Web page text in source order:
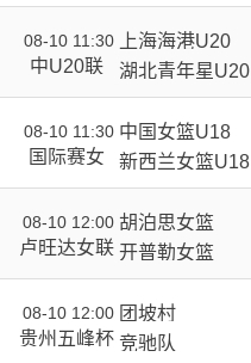
08-10 11:30
中U20联
上海海港U20
湖北青年星U20
08-10 11:30
国际赛女
中国女篮U18
新西兰女篮U18
08-10 12:00
卢旺达女联
胡泊思女篮
开普勒女篮
08-10 12:00
贵州五峰杯
团坡村
竞驰队